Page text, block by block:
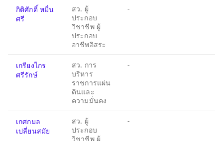
กิติศักดิ์ หมื่น
ศรี
สว. ผู้
ประกอบ
วิชาชีพ ผู้
ประกอบ
อาชีพอิสระ
-
เกรียงไกร
ศรีรักษ์
สว. การ
บริหาร
ราชการแผ่น
ดินและ
ความมั่นคง
-
เกศกมล
เปลี่ยนสมัย
สว. ผู้
ประกอบ
วิชาชีพ ผู้
-